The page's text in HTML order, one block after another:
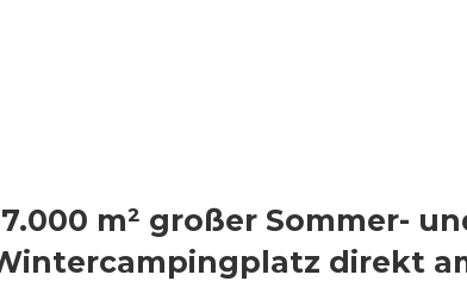
m² großer Sommer-
direkt